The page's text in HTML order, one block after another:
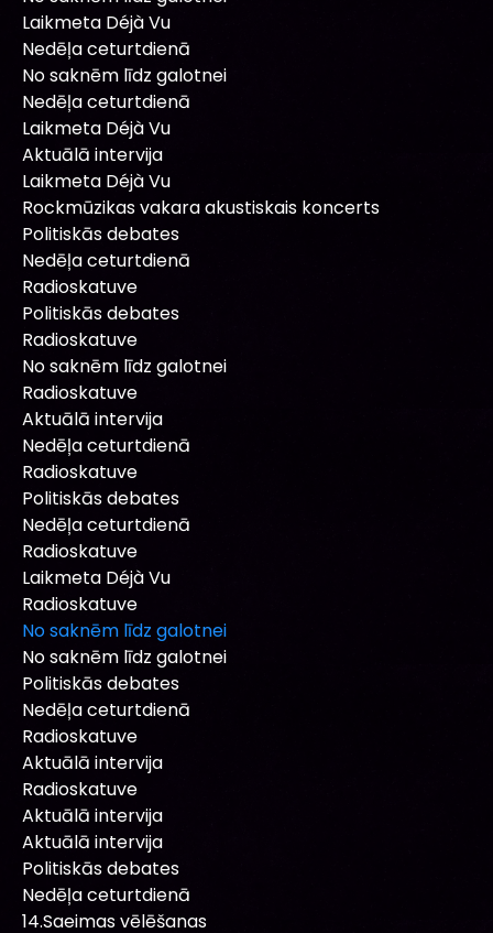
Laikmeta Déjà Vu
Nedēļa ceturtdienā
No saknēm līdz galotnei
Nedēļa ceturtdienā
Laikmeta Déjà Vu
Aktuālā intervija
Laikmeta Déjà Vu
Rockmūzikas vakara akustiskais koncerts
Politiskās debates
Nedēļa ceturtdienā
Radioskatuve
Politiskās debates
Radioskatuve
No saknēm līdz galotnei
Radioskatuve
Aktuālā intervija
Nedēļa ceturtdienā
Radioskatuve
Politiskās debates
Nedēļa ceturtdienā
Radioskatuve
Laikmeta Déjà Vu
Radioskatuve
No saknēm līdz galotnei
No saknēm līdz galotnei
Politiskās debates
Nedēļa ceturtdienā
Radioskatuve
Aktuālā intervija
Radioskatuve
Aktuālā intervija
Aktuālā intervija
Politiskās debates
Nedēļa ceturtdienā
14.Saeimas vēlēšanas